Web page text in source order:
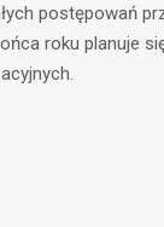
postępowań
roku planuje